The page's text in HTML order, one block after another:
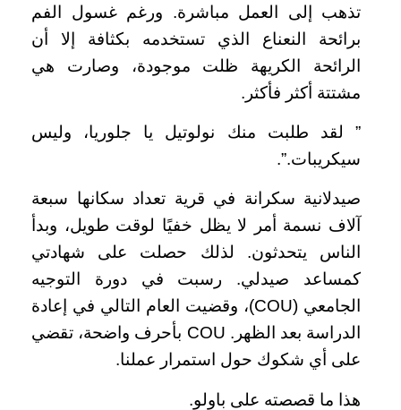
تذهب إلى العمل مباشرة. ورغم غسول الفم
برائحة النعناع الذي تستخدمه بكثافة إلا أن
الرائحة الكريهة ظلت موجودة، وصارت هي
مشتتة أكثر فأكثر.
” لقد طلبت منك نولوتيل يا جلوريا، وليس
سيكريبات.”.
صيدلانية سكرانة في قرية تعداد سكانها سبعة
آلاف نسمة أمر لا يظل خفيًا لوقت طويل، وبدأ
الناس يتحدثون. لذلك حصلت على شهادتي
كمساعد صيدلي. رسبت في دورة التوجيه
الجامعي (COU)، وقضيت العام التالي في إعادة
الدراسة بعد الظهر. COU بأحرف واضحة، تقضي
على أي شكوك حول استمرار عملنا.
هذا ما قصصته على باولو.